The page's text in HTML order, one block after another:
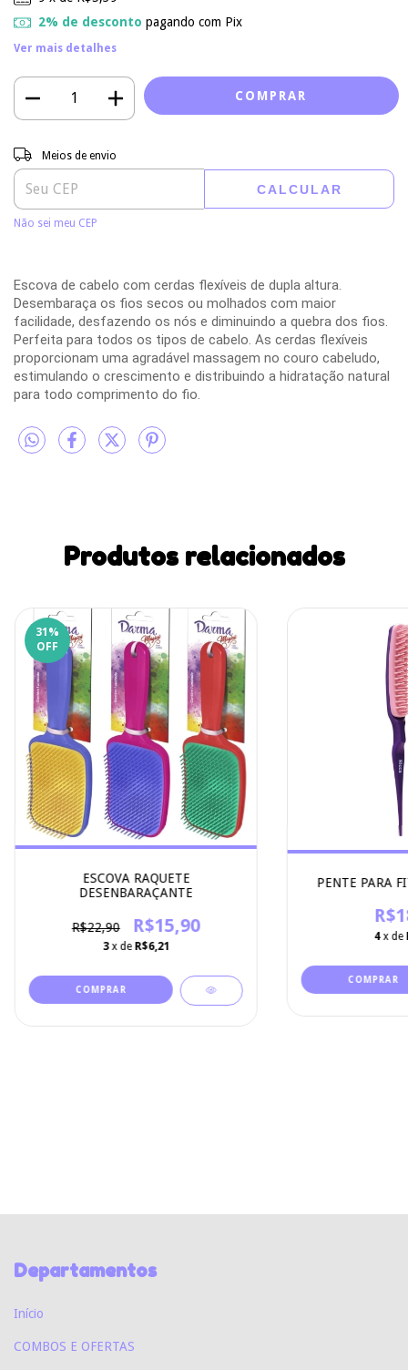
2% de desconto pagando com Pix
Ver mais detalhes
Entregas para o CEP:
Meios de envio
CALCULAR
Não sei meu CEP
Escova de cabelo com cerdas flexíveis de dupla altura.
Desembaraça os fios secos ou molhados com maior
facilidade, desfazendo os nós e diminuindo a quebra dos fios.
Perfeita para todos os tipos de cabelo. As cerdas flexíveis
proporcionam uma agradável massagem no couro cabeludo,
estimulando o crescimento e distribuindo a hidratação natural
para todo comprimento do fio.
Produtos relacionados
31 %
OFF
ESCOVA RAQUETE
DESENBARAÇANTE
R$22,90 R$15,90
3 x de R$6,21
COMPRAR
PENTE PARA
4 x de
Departamentos
Início
COMBOS E OFERTAS